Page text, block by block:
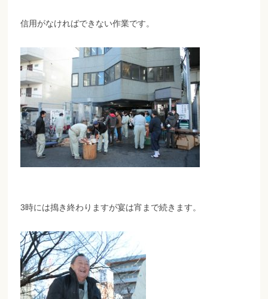
信用がなければできない作業です。
3時には搗き終わりますが宴は宵まで続きます。